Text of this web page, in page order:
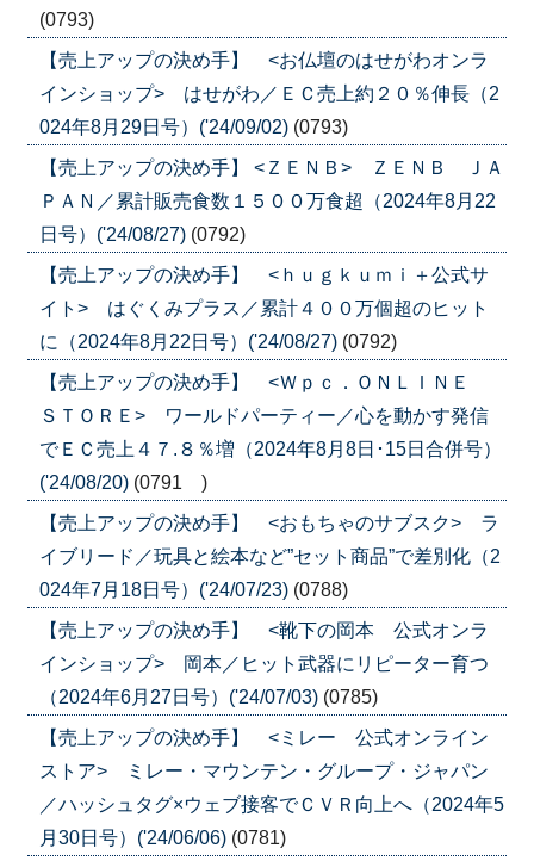
(0793)
【売上アップの決め手】 <お仏壇のはせがわオンラ
インショップ> はせがわ／ＥＣ売上約２０％伸長（2
024年8月29日号）('24/09/02) (0793)
【売上アップの決め手】 <ＺＥＮＢ> ＺＥＮＢ ＪＡ
ＰＡＮ／累計販売食数１５００万食超（2024年8月22
日号）('24/08/27) (0792)
【売上アップの決め手】 <ｈｕｇｋｕｍｉ＋公式サ
イト> はぐくみプラス／累計４００万個超のヒット
に（2024年8月22日号）('24/08/27) (0792)
【売上アップの決め手】 <Ｗｐｃ．ＯＮＬＩＮＥ
ＳＴＯＲＥ> ワールドパーティー／心を動かす発信
でＥＣ売上４７.８％増（2024年8月8日･15日合併号）
('24/08/20) (0791 )
【売上アップの決め手】 <おもちゃのサブスク> ラ
イブリード／玩具と絵本など”セット商品”で差別化（2
024年7月18日号）('24/07/23) (0788)
【売上アップの決め手】 <靴下の岡本 公式オンラ
インショップ> 岡本／ヒット武器にリピーター育つ
（2024年6月27日号）('24/07/03) (0785)
【売上アップの決め手】 <ミレー 公式オンライン
ストア> ミレー・マウンテン・グループ・ジャパン
／ハッシュタグ×ウェブ接客でＣＶＲ向上へ（2024年5
月30日号）('24/06/06) (0781)